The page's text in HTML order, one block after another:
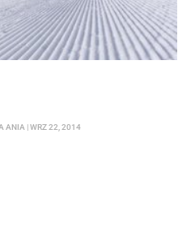
ANIA |WRZ 22, 2014